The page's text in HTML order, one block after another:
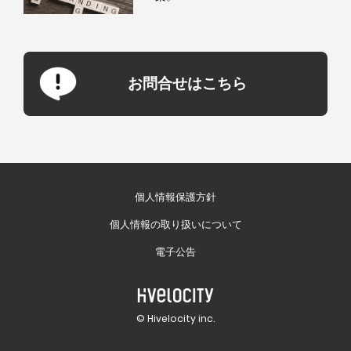
お問合せはこちら
個人情報保護方針
個人情報の取り扱いについて
電子公告
© Hivelocity inc.